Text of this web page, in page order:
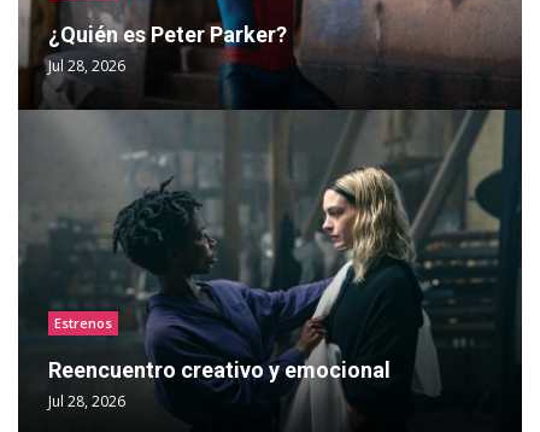
¿Quién es Peter Parker?
Jul 28, 2026
Estrenos
Reencuentro creativo y emocional
Jul 28, 2026